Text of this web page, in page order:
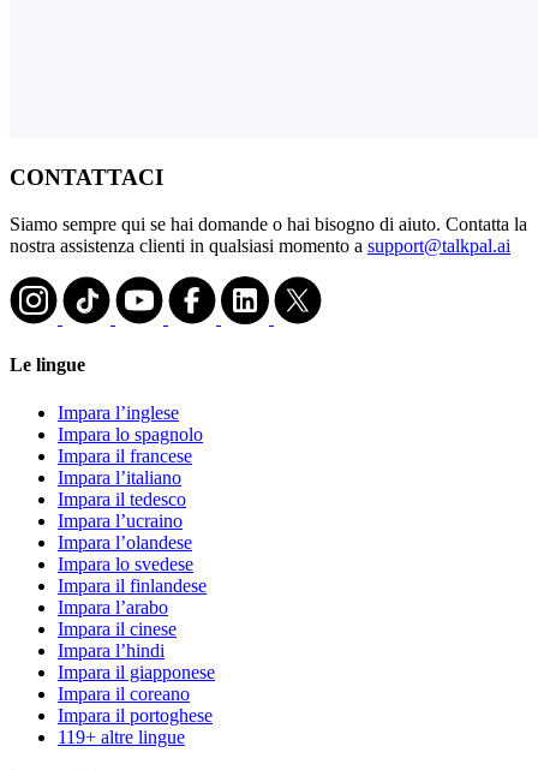
CONTATTACI
Siamo sempre qui se hai domande o hai bisogno di aiuto. Contatta la
nostra assistenza clienti in qualsiasi momento a support@talkpal.ai
Le lingue
Impara l’inglese
Impara lo spagnolo
Impara il francese
Impara l’italiano
Impara il tedesco
Impara l’ucraino
Impara l’olandese
Impara lo svedese
Impara il finlandese
Impara l’arabo
Impara il cinese
Impara l’hindi
Impara il giapponese
Impara il coreano
Impara il portoghese
119+ altre lingue